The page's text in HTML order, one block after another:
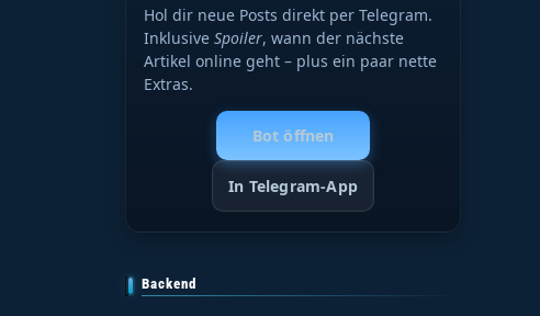
Hol dir neue Posts direkt per Telegram.
Inklusive Spoiler, wann der nächste
Artikel online geht – plus ein paar nette
Extras.
Bot öffnen
In Telegram-App
Backend